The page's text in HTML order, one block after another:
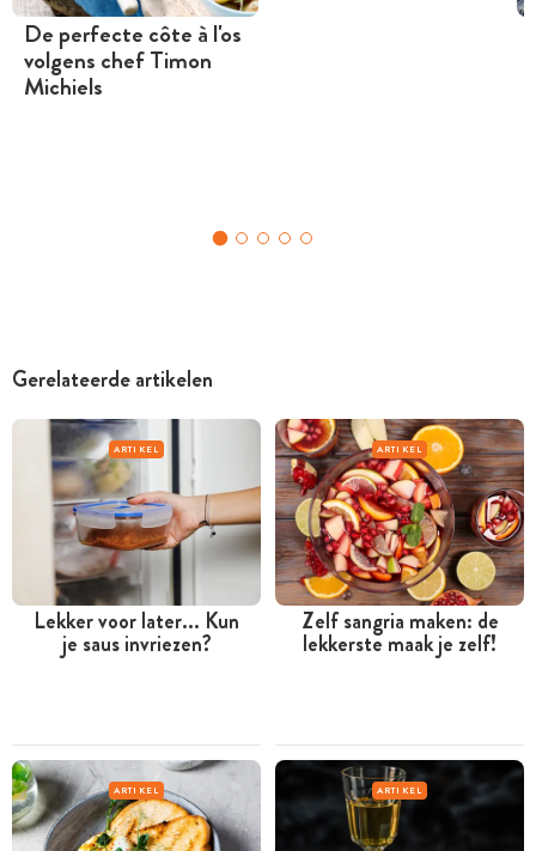
De perfecte côte à l'os
volgens chef Timon
Michiels
Gerelateerde artikelen
ARTIKEL
Lekker voor later... Kun
je saus invriezen?
ARTIKEL
Zelf sangria maken: de
lekkerste maak je zelf!
ARTIKEL ARTIKEL